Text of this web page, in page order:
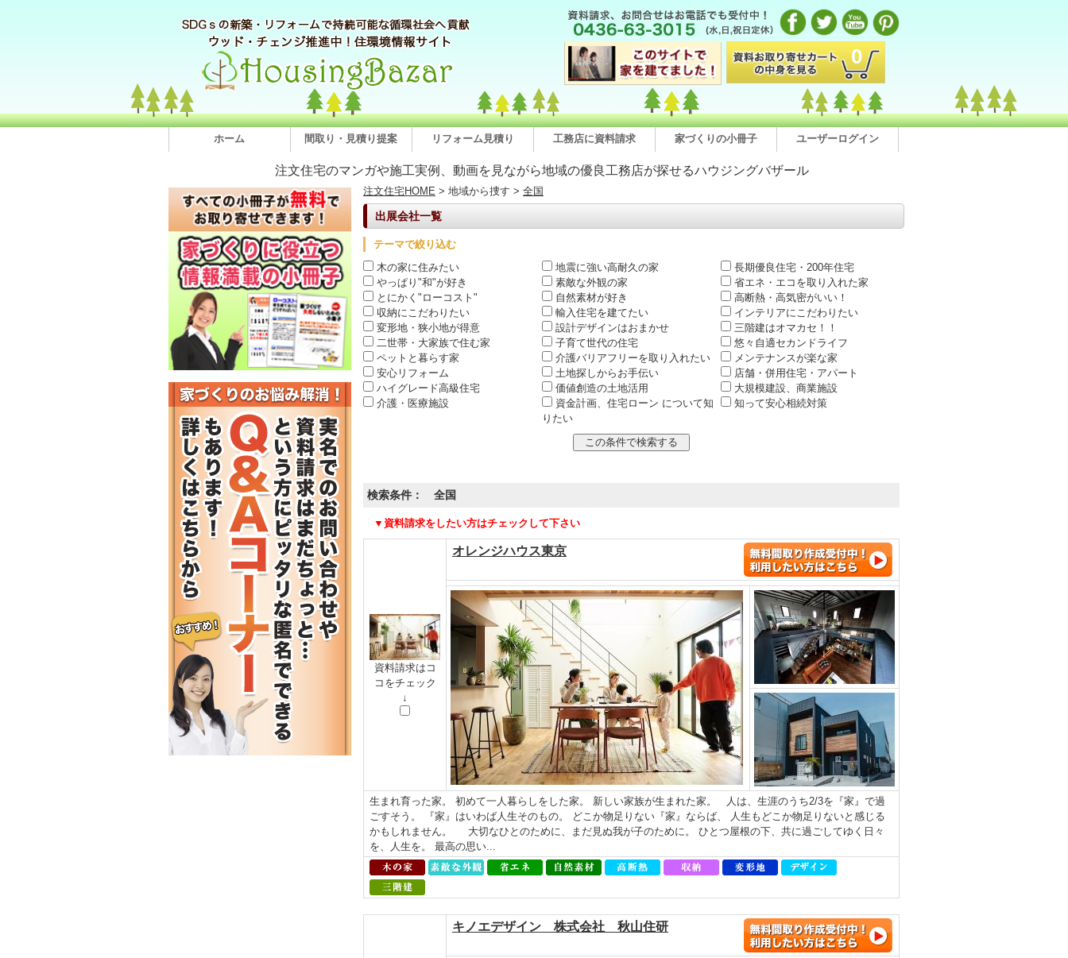
0
ホーム 間取り・見積り提案 リフォーム見積り 工務店に資料請求 家づくりの小冊子 ユーザーログイン
注文住宅のマンガや施工実例、動画を見ながら地域の優良工務店が探せるハウジングバザール
注文住宅HOME > 地域から捜す > 全国
出展会社一覧
テーマで絞り込む
木の家に住みたい
地震に強い高耐久の家
長期優良住宅・200年住宅
やっぱり"和"が好き
素敵な外観の家
省エネ・エコを取り入れた家
とにかく"ローコスト"
自然素材が好き
高断熱・高気密がいい！
収納にこだわりたい
輸入住宅を建てたい
インテリアにこだわりたい
変形地・狭小地が得意
設計デザインはおまかせ
三階建はオマカセ！！
二世帯・大家族で住む家
子育て世代の住宅
悠々自適セカンドライフ
ペットと暮らす家
介護バリアフリーを取り入れたい
メンテナンスが楽な家
安心リフォーム
土地探しからお手伝い
店舗・併用住宅・アパート
ハイグレード高級住宅
価値創造の土地活用
大規模建設、商業施設
介護・医療施設
資金計画、住宅ローン について知
りたい
知って安心相続対策
検索条件： 全国
▼資料請求をしたい方はチェックして下さい
資料請求はコ
コをチェック
↓
オレンジハウス東京
生まれ育った家。 初めて一人暮らしをした家。 新しい家族が生まれた家。 人は、生涯のうち2/3を『家』で過
ごすそう。 『家』はいわば人生そのもの。 どこか物足りない『家』ならば、 人生もどこか物足りないと感じる
かもしれません。 大切なひとのために、まだ見ぬ我が子のために。 ひとつ屋根の下、共に過ごしてゆく日々
を、人生を。 最高の思い...
キノエデザイン 株式会社 秋山住研